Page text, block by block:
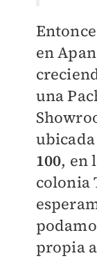
en
una
100, en
colonia
propia